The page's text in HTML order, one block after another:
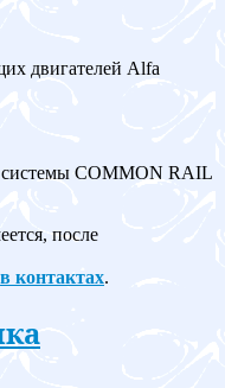
двигателей Alfa
системы COMMON RAIL
после
в контактах.